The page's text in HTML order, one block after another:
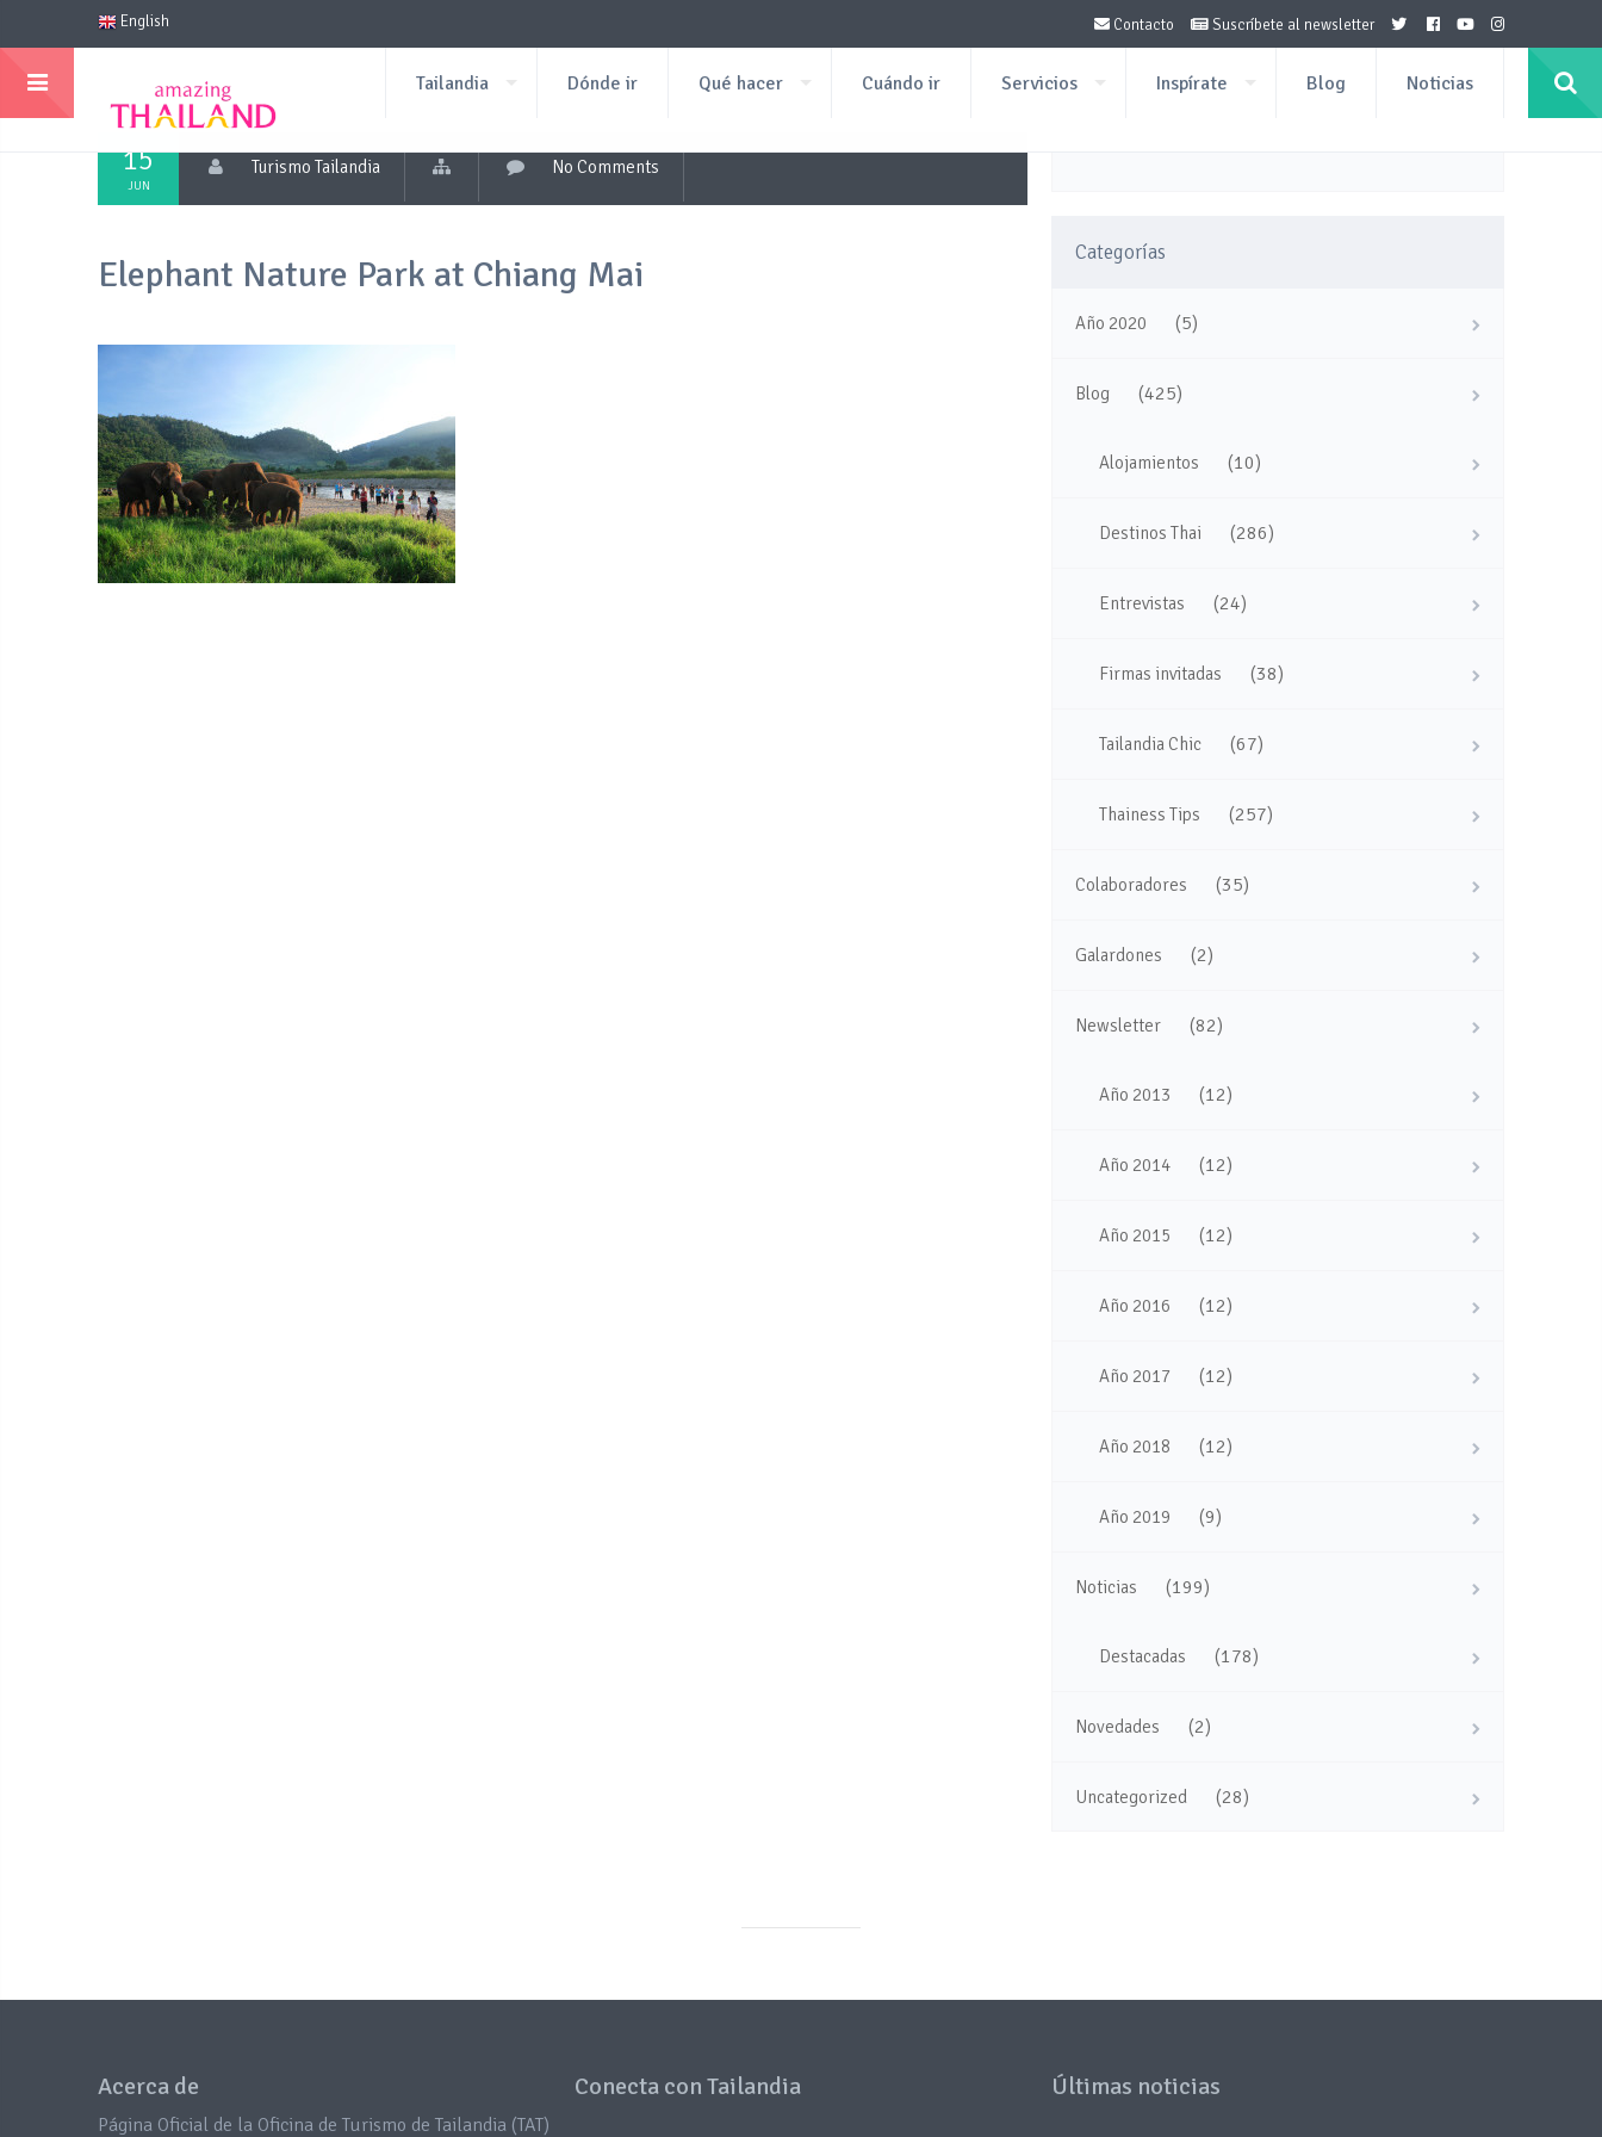
English Contacto Suscríbete al newsletter
Tailandia Dónde ir Qué hacer Cuándo ir Servicios Inspírate Blog Noticias
15
JUN
Turismo Tailandia No Comments
Elephant Nature Park at Chiang Mai
Categorías
Año 2020 (5)
Blog (425)
Alojamientos (10)
Destinos Thai (286)
Entrevistas (24)
Firmas invitadas (38)
Tailandia Chic (67)
Thainess Tips (257)
Colaboradores (35)
Galardones (2)
Newsletter (82)
Año 2013 (12)
Año 2014 (12)
Año 2015 (12)
Año 2016 (12)
Año 2017 (12)
Año 2018 (12)
Año 2019 (9)
Noticias (199)
Destacadas (178)
Novedades (2)
Uncategorized (28)
Acerca de
Página Oficial de la Oficina de Turismo de Tailandia (TAT)
Conecta con Tailandia Últimas noticias